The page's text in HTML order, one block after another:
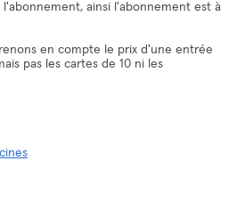
ainsi l'abonnement est à
en compte le prix d'une entrée
pas les cartes de 10 ni les